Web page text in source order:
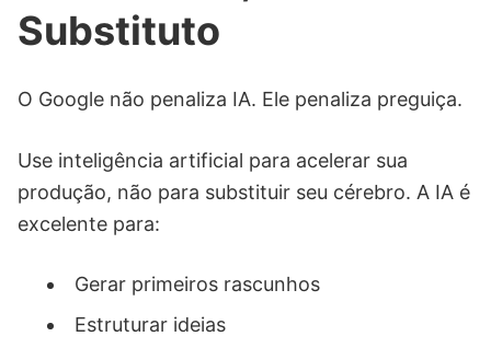
Substituto
O Google não penaliza IA. Ele penaliza preguiça.
Use inteligência artificial para acelerar sua
produção, não para substituir seu cérebro. A IA é
excelente para:
Gerar primeiros rascunhos
Estruturar ideias